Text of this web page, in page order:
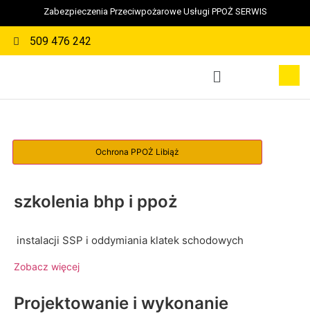
Zabezpieczenia Przeciwpożarowe Usługi PPOŻ SERWIS
509 476 242
szkolenia bhp i ppoż
instalacji SSP i oddymiania klatek schodowych
Zobacz więcej
Projektowanie i wykonanie